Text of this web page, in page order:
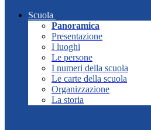
Scuola
Panoramica
Presentazione
I luoghi
Le persone
I numeri della scuola
Le carte della scuola
Organizzazione
La storia